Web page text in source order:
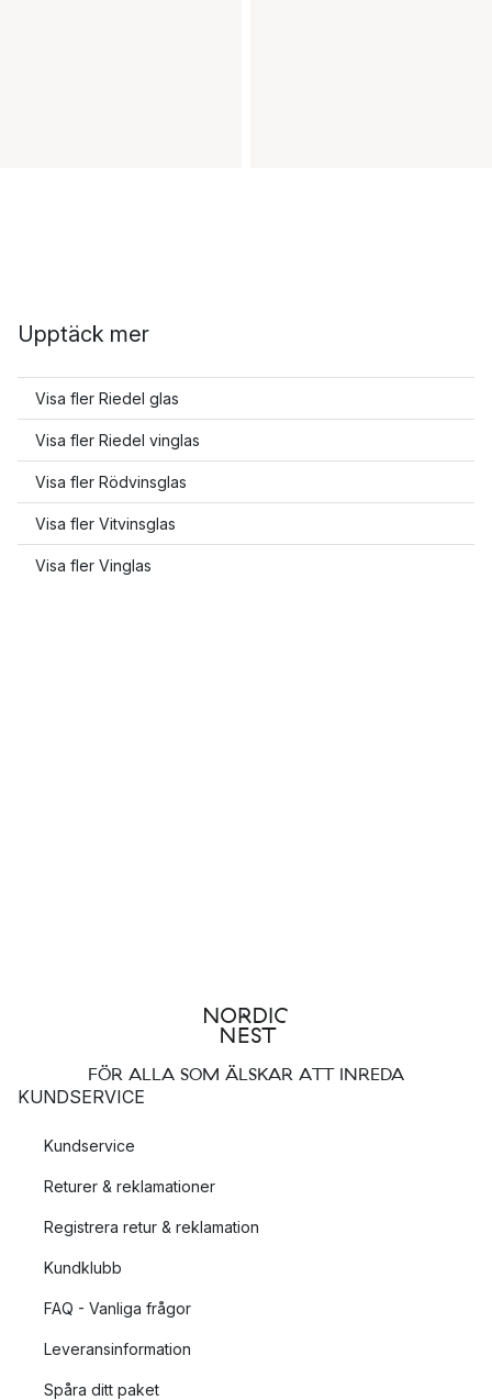
Upptäck mer
Visa fler Riedel glas
Visa fler Riedel vinglas
Visa fler Rödvinsglas
Visa fler Vitvinsglas
Visa fler Vinglas
FÖR ALLA SOM ÄLSKAR ATT INREDA
KUNDSERVICE
Kundservice
Returer & reklamationer
Registrera retur & reklamation
Kundklubb
FAQ - Vanliga frågor
Leveransinformation
Spåra ditt paket